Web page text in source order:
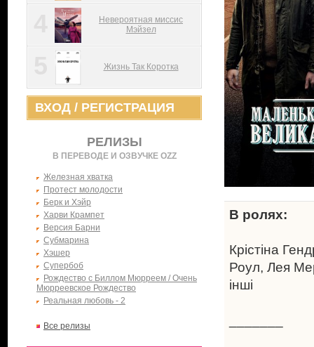
Невероятная миссис
Мэйзел
Жизнь Так Коротка
ВХОД / РЕГИСТРАЦИЯ
РЕЛИЗЫ
В ПЕРЕВОДЕ И ОЗВУЧКЕ OZZ
Железная хватка
Протест молодости
Берк и Хэйр
Харви Крампет
Версия Барни
Субмарина
Хэшер
Супербоб
Рождество с Биллом Мюрреем / Очень
Мюрреевское Рождество
Реальная любовь - 2
Все релизы
В ролях:
Крістіна
Роул, Лея
інші